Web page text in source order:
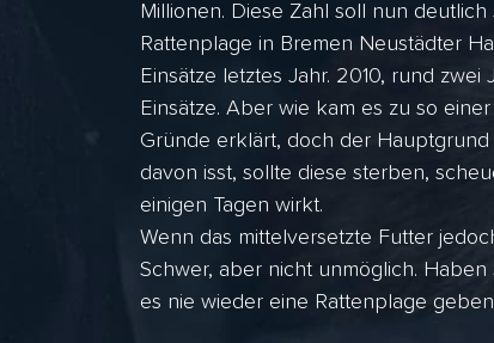
Millionen. Diese Zahl soll nun deutlich
Rattenplage in Bremen Neustädter
Einsätze letztes Jahr. 2010, rund
Einsätze. Aber wie kam es zu so
Gründe erklärt, doch der
davon isst, sollte diese sterben,
einigen Tagen wirkt.
Wenn das mittelversetzte Futter
Schwer, aber nicht unmöglich.
es nie wieder eine Rattenplage